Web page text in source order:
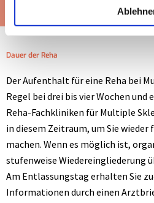
Dauer der Reha
Der Aufenthalt für eine Reha bei
Regel bei drei bis vier Wochen
Reha-Fachkliniken für Multiple
in diesem Zeitraum, um Sie
machen. Wenn es möglich ist,
stufenweise Wiedereingliederung
Am Entlassungstag erhalten Sie
Informationen durch einen